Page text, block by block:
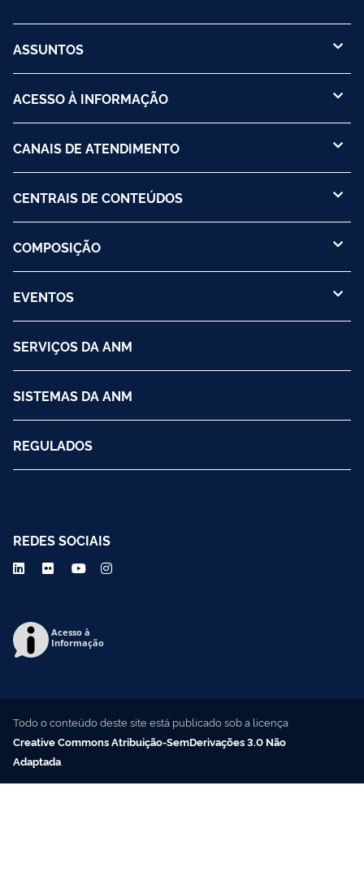
ASSUNTOS
ACESSO À INFORMAÇÃO
CANAIS DE ATENDIMENTO
CENTRAIS DE CONTEÚDOS
COMPOSIÇÃO
EVENTOS
SERVIÇOS DA ANM
SISTEMAS DA ANM
REGULADOS
REDES SOCIAIS
Acesso à
Informação
Todo o conteúdo deste site está publicado sob a licença
Creative Commons Atribuição-SemDerivações 3.0 Não
Adaptada